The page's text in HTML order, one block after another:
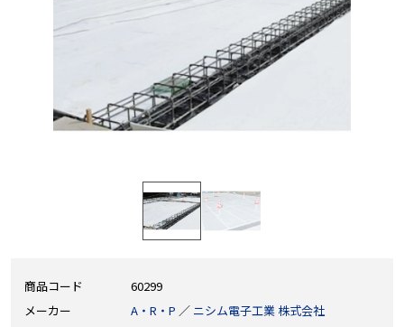
商品コード
60299
メーカー
A・R・P ／ ニシム電子工業 株式会社